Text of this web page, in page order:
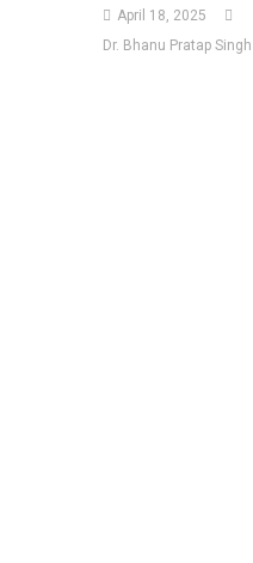
April 18, 2025
Dr. Bhanu Pratap Singh